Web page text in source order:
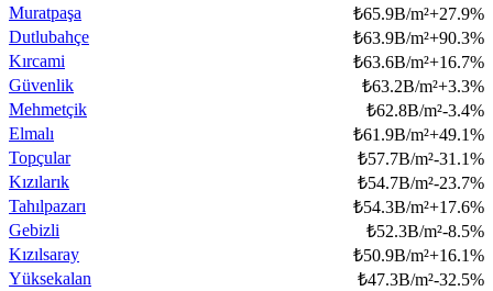
Muratpaşa
₺65.9B/m²+27.9%
Dutlubahçe
₺63.9B/m²+90.3%
Kırcami
₺63.6B/m²+16.7%
Güvenlik
₺63.2B/m²+3.3%
Mehmetçik
₺62.8B/m²-3.4%
Elmalı
₺61.9B/m²+49.1%
Topçular
₺57.7B/m²-31.1%
Kızılarık
₺54.7B/m²-23.7%
Tahılpazarı
₺54.3B/m²+17.6%
Gebizli
₺52.3B/m²-8.5%
Kızılsaray
₺50.9B/m²+16.1%
Yüksekalan
₺47.3B/m²-32.5%